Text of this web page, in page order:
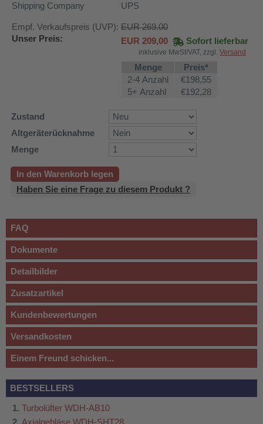
Shipping Company
UPS
Empf. Verkaufspreis (UVP): EUR 269.00
Unser Preis:
EUR 209,00 Sofort lieferbar
inklusive MwSt/VAT, zzgl. Versand
Menge
Preis*
2-4 Anzahl
€198,55
5+ Anzahl
€192,28
Zustand
Altgeräterücknahme
Menge
In den Warenkorb legen
Haben Sie eine Frage zu diesem Produkt ?
FAQ
Dokumente
Detailbilder
Zusatzartikel
Kundenbewertungen
Versandkosten
Einem Freund schicken...
BESTSELLERS
Turbolüfter WDH-AB10
Axialgebläse WDH-SHT28